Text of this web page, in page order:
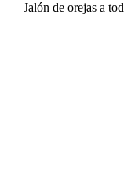
Jalón de orejas a